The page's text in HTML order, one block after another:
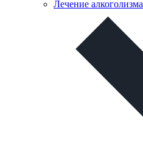
Лечение алкоголизма